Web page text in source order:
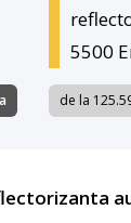
5500
de la